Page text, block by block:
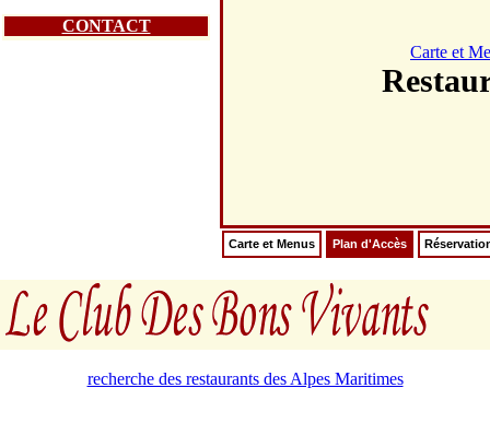
CONTACT
Carte et
Carte et Menus Plan d'Accès
recherche des restaurants des Alpes Maritimes